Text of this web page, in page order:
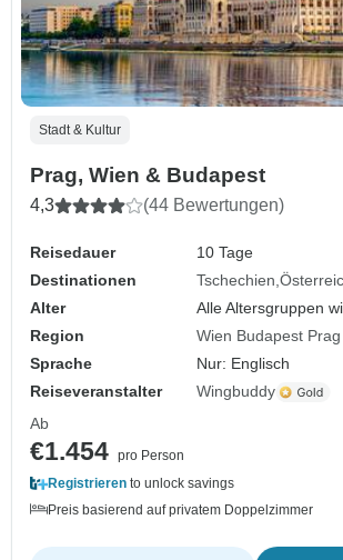
Stadt & Kultur
Prag, Wien & Budapest
4,3 (44 Bewertungen)
Reisedauer
10 Tage
Destinationen
Tschechien
Alter
Alle Altersgruppen
Region
Wien Budapest Prag
Sprache
Nur: Englisch
Reiseveranstalter
Wingbuddy
Ab
€1.454 pro Person
Registrieren to unlock savings
Preis basierend auf privatem Doppelzimmer